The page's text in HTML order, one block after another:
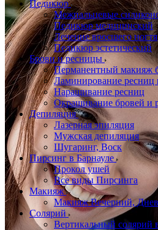
Педикюр
Межпальцевые
Педикюр медицинский
Лечение вросшего ногтя
Педикюр эстетический
Брови и ресницы
Перманентный макияж
Ламинирование ресниц
Наращивание ресниц
Окрашивание бровей и
Депиляция
Лазерная эпиляция
Мужская депиляция
Шугаринг, Воск
Пирсинг в Барнауле
Прокол ушей
Все виды Пирсинга
Макияж
Макияж Вечерний,
Солярий
Вертикальный солярий